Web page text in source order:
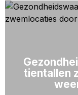
tientallen